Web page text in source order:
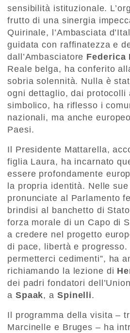
sensibilità istituzionale.
frutto di una sinergia
Quirinale, l’Ambasciata
guidata con raffinatezza e
dall’Ambasciatore Federica
Reale belga, ha conferito
sobria solennità. Nulla è
ogni dettaglio, dai protocolli
simbolico, ha riflesso i
nazionali, ma anche
Paesi.
Il Presidente Mattarella,
figlia Laura, ha incarnato
essere profondamente
la propria identità. Nelle
pronunciate al Parlamento
brindisi al banchetto di
forza morale di un Capo di
a credere nel progetto
di pace, libertà e progresso.
permetterci cedimenti”, ha
richiamando la lezione di
dei padri fondatori
a Spaak, a Spinelli.
Il programma della visita –
Marcinelle e Bruges – ha